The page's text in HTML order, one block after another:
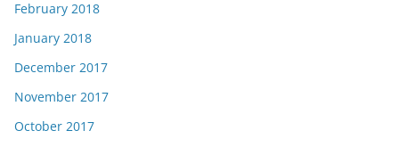
February 2018
January 2018
December 2017
November 2017
October 2017